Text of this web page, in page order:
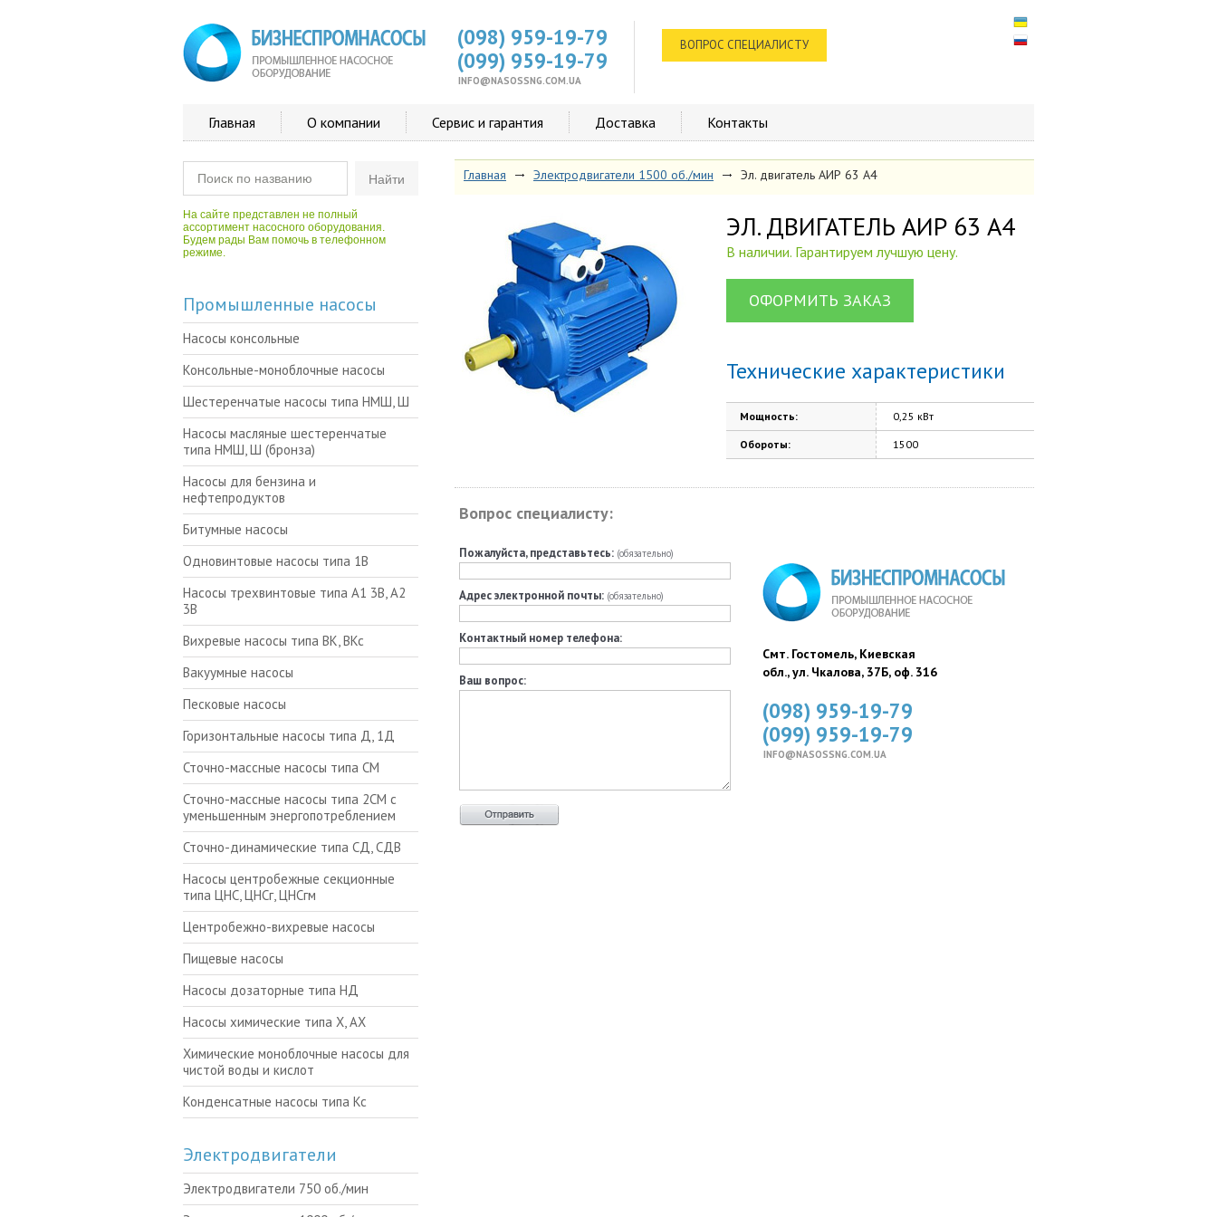
(098) 959-19-79
(099) 959-19-79
INFO@NASOSSNG.COM.UA
ВОПРОС СПЕЦИАЛИСТУ
Главная О компании Сервис и гарантия Доставка Контакты
Главная Электродвигатели 1500 об./мин Эл. двигатель АИР 63 А4
ЭЛ. ДВИГАТЕЛЬ АИР 63 А4
В наличии. Гарантируем лучшую цену.
ОФОРМИТЬ ЗАКАЗ
Технические характеристики
Мощность: 0,25 кВт
Обороты: 1500
Вопрос специалисту:
Пожалуйста, представьтесь: (обязательно)
Адрес электронной почты: (обязательно)
Контактный номер телефона:
Ваш вопрос:
Смт. Гостомель, Киевская
обл., ул. Чкалова, 37Б, оф. 316
(098) 959-19-79
(099) 959-19-79
INFO@NASOSSNG.COM.UA
На сайте представлен не полный
ассортимент насосного оборудования.
Будем рады Вам помочь в телефонном
режиме.
Промышленные насосы
Насосы консольные
Консольные-моноблочные насосы
Шестеренчатые насосы типа НМШ, Ш
Насосы масляные шестеренчатые
типа НМШ, Ш (бронза)
Насосы для бензина и
нефтепродуктов
Битумные насосы
Одновинтовые насосы типа 1В
Насосы трехвинтовые типа А1 3В, А2
3В
Вихревые насосы типа ВК, ВКс
Вакуумные насосы
Песковые насосы
Горизонтальные насосы типа Д, 1Д
Сточно-массные насосы типа СМ
Сточно-массные насосы типа 2СМ с
уменьшенным энергопотреблением
Сточно-динамические типа СД, СДВ
Насосы центробежные секционные
типа ЦНС, ЦНСг, ЦНСгм
Центробежно-вихревые насосы
Пищевые насосы
Насосы дозаторные типа НД
Насосы химические типа Х, АХ
Химические моноблочные насосы для
чистой воды и кислот
Конденсатные насосы типа Кс
Электродвигатели
Электродвигатели 750 об./мин